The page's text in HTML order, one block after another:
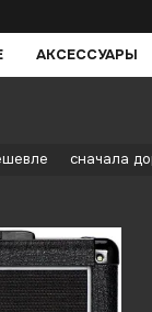
АКСЕССУАРЫ
сначала